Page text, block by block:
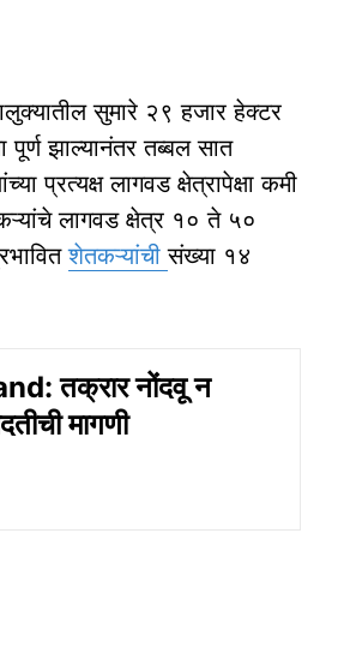
सुमारे २९ हजार हेक्टर
पूर्ण झाल्यानंतर तब्बल सात
प्रत्यक्ष लागवड क्षेत्रापेक्षा कमी
लागवड क्षेत्र १० ते ५०
शेतकऱ्यांचीसंख्या १४
तक्रार नोंदवू न
मागणी